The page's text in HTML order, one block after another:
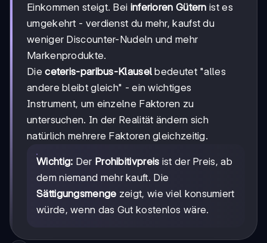
Einkommen steigt. Bei inferioren Gütern ist es
umgekehrt - verdienst du mehr, kaufst du
weniger Discounter-Nudeln und mehr
Markenprodukte.
Dieceteris-paribus-Klausel bedeutet "alles
andere bleibt gleich" - ein wichtiges
Instrument, um einzelne Faktoren zu
untersuchen. In der Realität ändern sich
natürlich mehrere Faktoren gleichzeitig.
Wichtig: Der Prohibitivpreis ist der Preis, ab
dem niemand mehr kauft. Die
Sättigungsmenge zeigt, wie viel konsumiert
würde, wenn das Gut kostenlos wäre.